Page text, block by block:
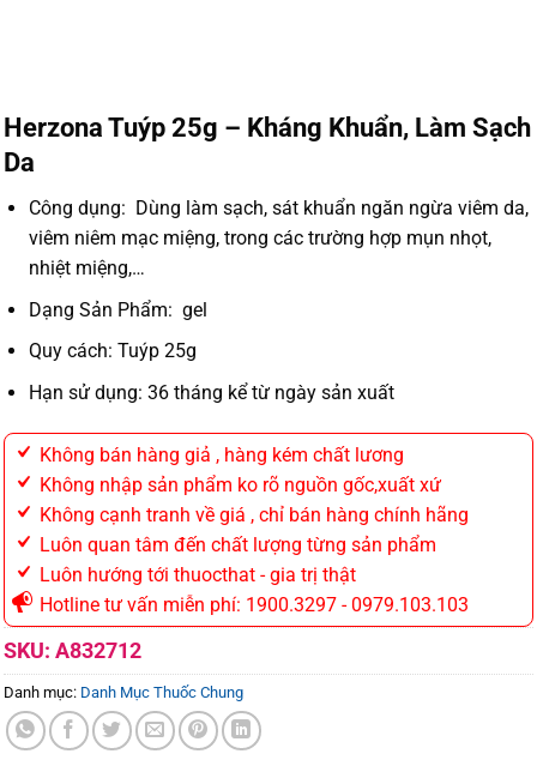
Herzona Tuýp 25g – Kháng Khuẩn, Làm Sạch
Da
Công dụng: Dùng làm sạch, sát khuẩn ngăn ngừa viêm da,
viêm niêm mạc miệng, trong các trường hợp mụn nhọt,
nhiệt miệng,…
Dạng Sản Phẩm: gel
Quy cách: Tuýp 25g
Hạn sử dụng: 36 tháng kể từ ngày sản xuất
Không bán hàng giả , hàng kém chất lương
Không nhập sản phẩm ko rõ nguồn gốc,xuất xứ
Không cạnh tranh về giá , chỉ bán hàng chính hãng
Luôn quan tâm đến chất lượng từng sản phẩm
Luôn hướng tới thuocthat - gia trị thật
Hotline tư vấn miễn phí: 1900.3297 - 0979.103.103
SKU: A832712
Danh mục: Danh Mục Thuốc Chung